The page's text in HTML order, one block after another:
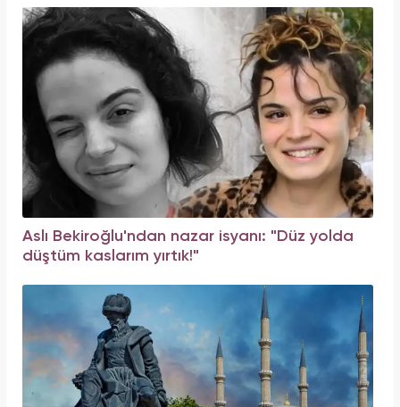
Aslı Bekiroğlu'ndan nazar isyanı: "Düz yolda
düştüm kaslarım yırtık!"